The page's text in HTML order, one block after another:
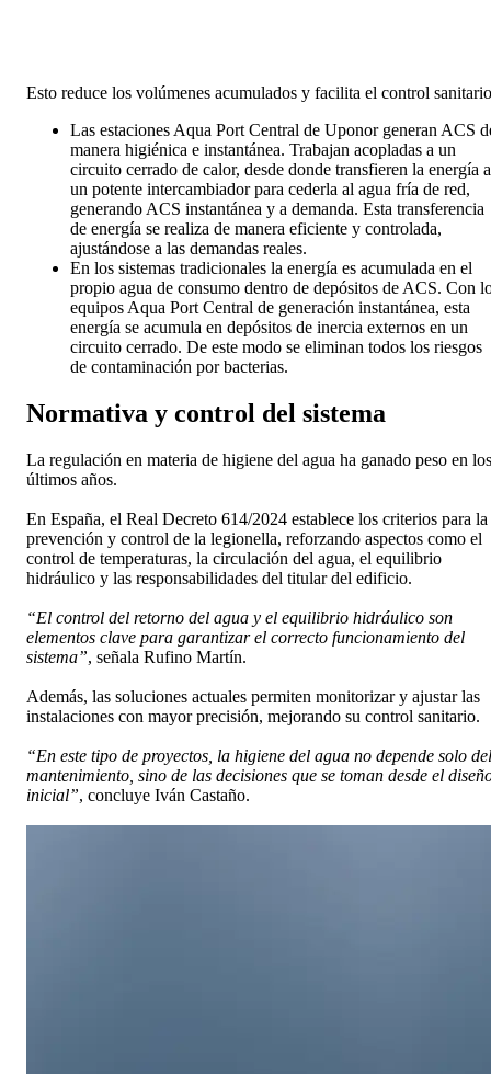
Esto reduce los volúmenes acumulados y facilita el control
Las estaciones Aqua Port Central de Uponor generan ACS
manera higiénica e instantánea. Trabajan acopladas a un
circuito cerrado de calor, desde donde transfieren la energía a
un potente intercambiador para cederla al agua fría de red,
generando ACS instantánea y a demanda. Esta transferencia
de energía se realiza de manera eficiente y controlada,
ajustándose a las demandas reales.
En los sistemas tradicionales la energía es acumulada en el
propio agua de consumo dentro de depósitos de ACS. Con
equipos Aqua Port Central de generación instantánea, esta
energía se acumula en depósitos de inercia externos en un
circuito cerrado. De este modo se eliminan todos los riesgos
de contaminación por bacterias.
Normativa y control del sistema
La regulación en materia de higiene del agua ha ganado peso en los
últimos años.
En España, el Real Decreto 614/2024 establece los criterios para la
prevención y control de la legionella, reforzando aspectos como el
control de temperaturas, la circulación del agua, el equilibrio
hidráulico y las responsabilidades del titular del edificio.
“El control del retorno del agua y el equilibrio hidráulico son
elementos clave para garantizar el correcto funcionamiento del
sistema”, señala Rufino Martín.
Además, las soluciones actuales permiten monitorizar y ajustar las
instalaciones con mayor precisión, mejorando su control sanitario.
“En este tipo de proyectos, la higiene del agua no depende solo del
mantenimiento, sino de las decisiones que se toman desde el
inicial”, concluye Iván Castaño.